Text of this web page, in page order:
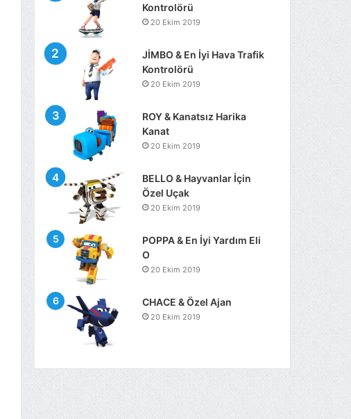
Kontrolörü
20 Ekim 2019
JİMBO & En İyi Hava Trafik
Kontrolörü
20 Ekim 2019
ROY & Kanatsız Harika
Kanat
20 Ekim 2019
BELLO & Hayvanlar İçin
Özel Uçak
20 Ekim 2019
POPPA & En İyi Yardım Eli
O
20 Ekim 2019
CHACE & Özel Ajan
20 Ekim 2019